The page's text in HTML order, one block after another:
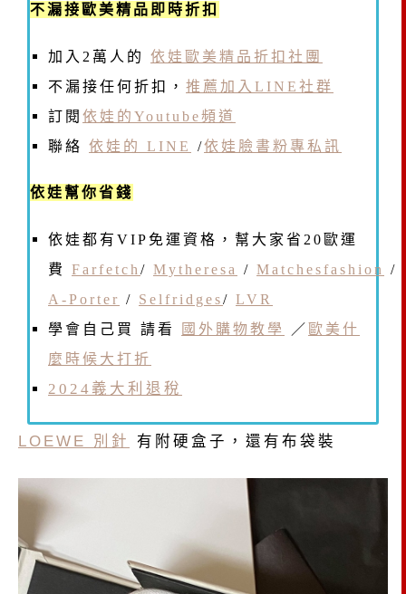
不漏接歐美精品即時折扣
加入2萬人的 依娃歐美精品折扣社團
不漏接任何折扣， 推薦加入LINE社群
訂閱 依娃的Youtube頻道
聯絡 依娃的 LINE /依娃臉書粉專私訊
依娃幫你省錢
依娃都有VIP免運資格，幫大家省20歐運
費 Farfetch / Mytheresa / Matchesfashion /
A-Porter / Selfridges/ LVR
學會自己買 請看
國外購物教學 ／ 歐美什
麼時候大打折
2024義大利退稅
LOEWE 別針 有附硬盒子，還有布袋裝